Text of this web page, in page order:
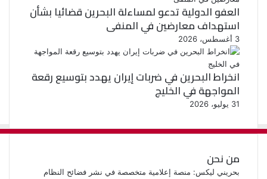
العفو الدولية تدعو لمساءلة البحرين قضائيا بشأن
استهداف معارضين في المنفى
3 أغسطس، 2026
انخراط البحرين في ضربات إيران يهدد بتوسيع رقعة
المواجهة في الخليج
31 يوليو، 2026
من نحن
بحريني ليكس: منصة إعلامية متخصصة في نشر فضائح النظام